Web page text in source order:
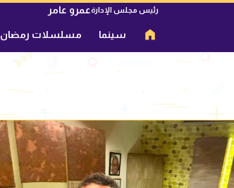
رئيس مجلس الإدارةعمرو عامر
سينما مسلسلات رمضان 2026